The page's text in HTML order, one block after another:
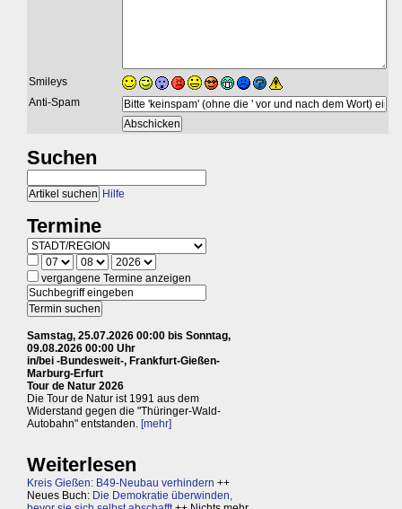
Smileys
Anti-Spam
Suchen
Hilfe
Termine
vergangene Termine anzeigen
Samstag, 25.07.2026 00:00 bis Sonntag,
09.08.2026 00:00 Uhr
in/bei -Bundesweit-, Frankfurt-Gießen-
Marburg-Erfurt
Tour de Natur 2026
Die Tour de Natur ist 1991 aus dem
Widerstand gegen die "Thüringer-Wald-
Autobahn" entstanden. [mehr]
Weiterlesen
Kreis Gießen: B49-Neubau verhindern ++
Neues Buch: Die Demokratie überwinden,